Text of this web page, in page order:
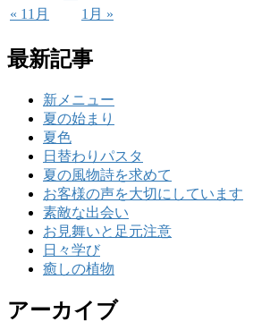
« 11月 1月 »
最新記事
新メニュー
夏の始まり
夏色
日替わりパスタ
夏の風物詩を求めて
お客様の声を大切にしています
素敵な出会い
お見舞いと足元注意
日々学び
癒しの植物
アーカイブ